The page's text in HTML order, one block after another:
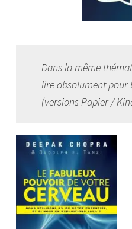
Dans la même
lire absolument pour
(versions Papier /